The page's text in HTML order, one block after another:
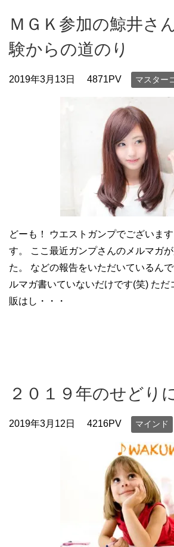
ＭＧＫ参加の鯨井さ
験からの道のり
2019年3月13日 4871PV マスター
どーも！ ウエストガンプでございま
す。 ここ最近ガンプさんのメルマガ
た。 などの報告をいただいているん
ルマガ書いていないだけです(笑) ただ
販はし・・・
２０１９年のせどり
2019年3月12日 4216PV マインド